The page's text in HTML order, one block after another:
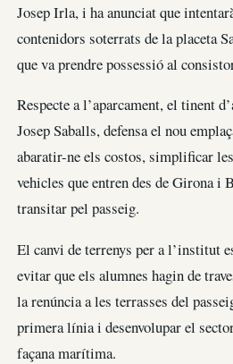
Josep Irla, i ha anunciat que
contenidors soterrats de la placeta
que va prendre possessió al
Respecte a l’aparcament, el tinent
Josep Saballs, defensa el nou
abaratir-ne els costos, simplificar
vehicles que entren des de Girona i
transitar pel passeig.
El canvi de terrenys per a l’institut
evitar que els alumnes hagin de
la renúncia a les terrasses del
primera línia i desenvolupar el
façana marítima.